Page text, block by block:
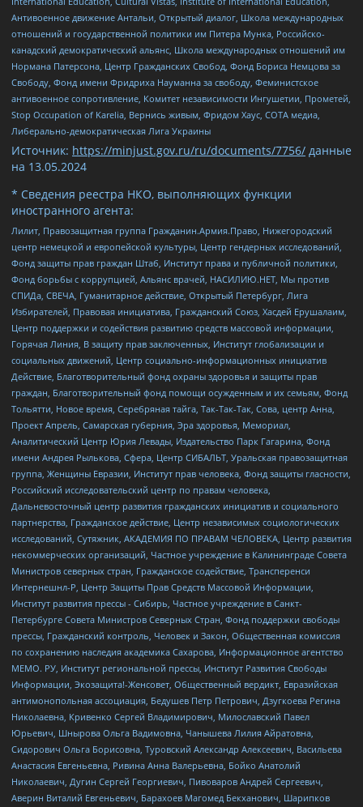
Антивоенное движение Антальи, Открытый диалог, Школа международных
отношений и государственной политики им Питера Мунка, Российско-
канадский демократический альянс, Школа международных отношений им
Нормана Патерсона, Центр Гражданских Свобод, Фонд Бориса Немцова за
Свободу, Фонд имени Фридриха Науманна за свободу, Феминистское
антивоенное сопротивление, Комитет независимости Ингушетии, Прометей,
Stop Occupation of Karelia, Вернись живым, Фридом Хаус, СОТА медиа,
Либерально-демократическая Лига Украины
Источник: https://minjust.gov.ru/ru/documents/7756/ данные
на 13.05.2024
* Сведения реестра НКО, выполняющих функции
иностранного агента:
Лилит, Правозащитная группа Гражданин.Армия.Право, Нижегородский
центр немецкой и европейской культуры, Центр гендерных исследований,
Фонд защиты прав граждан Штаб, Институт права и публичной политики,
Фонд борьбы с коррупцией, Альянс врачей, НАСИЛИЮ.НЕТ, Мы против
СПИДа, СВЕЧА, Гуманитарное действие, Открытый Петербург, Лига
Избирателей, Правовая инициатива, Гражданский Союз, Хасдей Ерушалаим,
Центр поддержки и содействия развитию средств массовой информации,
Горячая Линия, В защиту прав заключенных, Институт глобализации и
социальных движений, Центр социально-информационных инициатив
Действие, Благотворительный фонд охраны здоровья и защиты прав
граждан, Благотворительный фонд помощи осужденным и их семьям, Фонд
Тольятти, Новое время, Серебряная тайга, Так-Так-Так, Сова, центр Анна,
Проект Апрель, Самарская губерния, Эра здоровья, Мемориал,
Аналитический Центр Юрия Левады, Издательство Парк Гагарина, Фонд
имени Андрея Рылькова, Сфера, Центр СИБАЛЬТ, Уральская правозащитная
группа, Женщины Евразии, Институт прав человека, Фонд защиты гласности,
Российский исследовательский центр по правам человека,
Дальневосточный центр развития гражданских инициатив и социального
партнерства, Гражданское действие, Центр независимых социологических
исследований, Сутяжник, АКАДЕМИЯ ПО ПРАВАМ ЧЕЛОВЕКА, Центр развития
некоммерческих организаций, Частное учреждение в Калининграде Совета
Министров северных стран, Гражданское содействие, Трансперенси
Интернешнл-Р, Центр Защиты Прав Средств Массовой Информации,
Институт развития прессы - Сибирь, Частное учреждение в Санкт-
Петербурге Совета Министров Северных Стран, Фонд поддержки свободы
прессы, Гражданский контроль, Человек и Закон, Общественная комиссия
по сохранению наследия академика Сахарова, Информационное агентство
МЕМО. РУ, Институт региональной прессы, Институт Развития Свободы
Информации, Экозащита!-Женсовет, Общественный вердикт, Евразийская
антимонопольная ассоциация, Бедушев Петр Петрович, Дзугкоева Регина
Николаевна, Кривенко Сергей Владимирович, Милославский Павел
Юрьевич, Шнырова Ольга Вадимовна, Чанышева Лилия Айратовна,
Сидорович Ольга Борисовна, Туровский Александр Алексеевич, Васильева
Анастасия Евгеньевна, Ривина Анна Валерьевна, Бойко Анатолий
Николаевич, Дугин Сергей Георгиевич, Пивоваров Андрей Сергеевич,
Аверин Виталий Евгеньевич, Барахоев Магомед Бекханович, Шарипков